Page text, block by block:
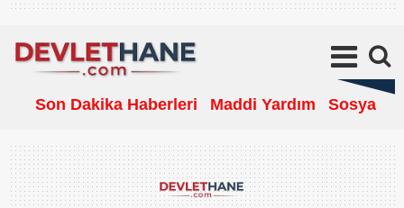
Son Dakika Haberleri Maddi Yardım Sosyal